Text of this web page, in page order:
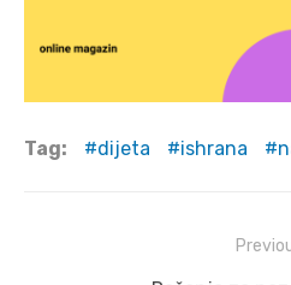
Tag: dijeta ishrana